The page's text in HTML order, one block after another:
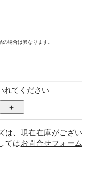
場合は異なります。
れてください
は、現在在庫がござい
てはお問合せフォーム